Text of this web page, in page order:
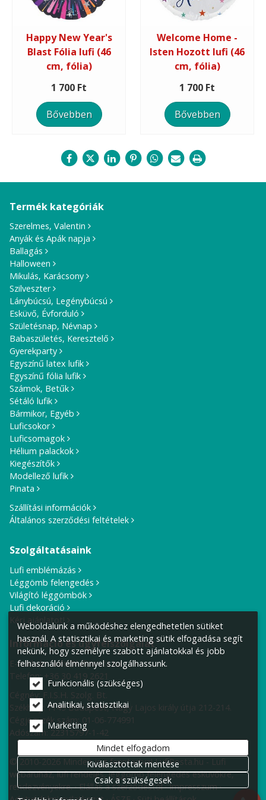
Happy New Year's
Blast Fólia lufi (46
cm, fólia)
1 700 Ft
Bővebben
Welcome Home -
Isten Hozott lufi (46
cm, fólia)
1 700 Ft
Bővebben
Termék kategóriák
Szerelmes, Valentin
Anyák és Apák napja
Ballagás
Halloween
Mikulás, Karácsony
Szilveszter
Lánybúcsú, Legénybúcsú
Esküvő, Évforduló
Születésnap, Névnap
Babaszületés, Keresztelő
Gyerekparty
Egyszínű latex lufik
Egyszínű fólia lufik
Számok, Betűk
Sétáló lufik
Bármikor, Egyéb
Luficsokor
Luficsomagok
Hélium palackok
Kiegészítők
Modellező lufik
Pinata
Szállítási információk
Általános szerződési feltételek
Szolgáltatásaink
Lufi emblémázás
Léggömb felengedés
Világító léggömbök
Lufi dekoráció
Kérj ajánlatot!
Információ és ügyfélszolgálat
E-mail cím:info@lufiposta.hu
Telefon:+36 30 419 2621
Cégnév: F.I.S.H. Szolg. Bt.
Székhely: 1149 Budapest, Nagy Lajos király útja 212-214.
Cégjegyzék szám: 01-06-774991
Adószám: 22315797-1-42
© 2010-2026 Minden jog fenntartva! LufiPosta.hu - Lufi
webáruház, lufi rendelés, léggömb felengedés esküvőkre,
rendezvényekre. Elállás a szerződéstől Impresszum
Weboldalunk a működéshez elengedhetetlen sütiket
használ. A statisztikai és marketing sütik elfogadása segít
nekünk, hogy személyre szabott ajánlatokkal és jobb
felhasználói élménnyel szolgálhassunk.
Funkcionális (szükséges)
Analitikai, statisztikai
Marketing
Mindet elfogadom
Kiválasztottak mentése
Csak a szükségesek